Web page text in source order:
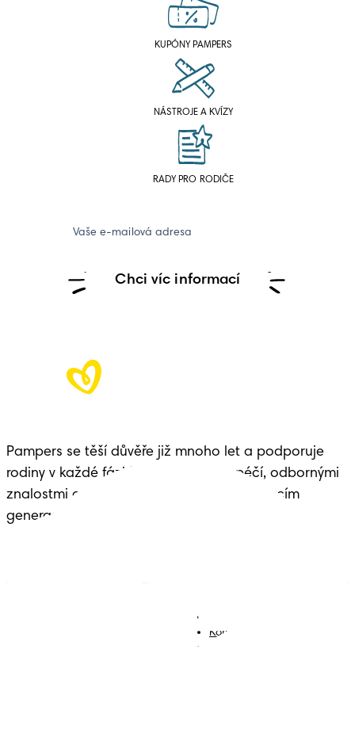
KUPÓNY PAMPERS
NÁSTROJE A KVÍZY
RADY PRO RODIČE
Vaše e-mailová adresa
Chci víc informací
Pampers se těší důvěře již mnoho let a podporuje
rodiny v každé fázi života dítěte – s péčí, odbornými
znalostmi a dědictvím předávaným budoucím
generacím.
Kontakt